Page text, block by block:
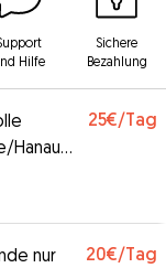
Hilfe
Sichere
Bezahlung
Hanau
25€/Tag
nur
20€/Tag